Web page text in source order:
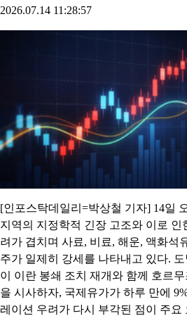
2026.07.14 11:28:57
[인포스탁데일리=박상철 기자] 14일
지역의 지정학적 긴장 고조와 이로 인
려가 겹치며 사료, 비료, 해운, 액화석
주가 일제히 강세를 나타내고 있다.
이 이란 봉쇄 조치 재개와 함께 호르
을 시사하자, 국제유가가 하루 만에
레이션 우려가 다시 부각된 점이 주요